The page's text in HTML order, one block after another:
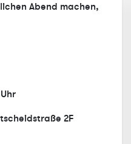
Abend machen,
2F